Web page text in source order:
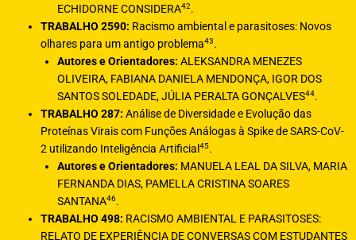
ECHIDORNE CONSIDERA42.
TRABALHO 2590: Racismo ambiental e parasitoses: Novos
olhares para um antigo problema43.
Autores e Orientadores: ALEKSANDRA MENEZES
OLIVEIRA, FABIANA DANIELA MENDONÇA, IGOR DOS
SANTOS SOLEDADE, JÚLIA PERALTA GONÇALVES44.
TRABALHO 287: Análise de Diversidade e Evolução das
Proteínas Virais com Funções Análogas à Spike de SARS-CoV-
2 utilizando Inteligência Artificial45.
Autores e Orientadores: MANUELA LEAL DA SILVA, MARIA
FERNANDA DIAS, PAMELLA CRISTINA SOARES
SANTANA46.
TRABALHO 498: RACISMO AMBIENTAL E PARASITOSES:
RELATO DE EXPERIÊNCIA DE CONVERSAS COM ESTUDANTES